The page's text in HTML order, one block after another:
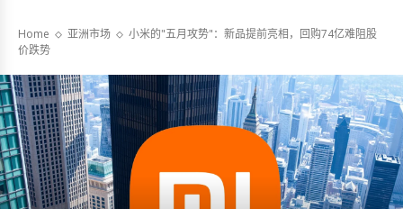
Home 亚洲市场
小米的"五月攻势"：新品提前亮相，回购74亿难阻股
价跌势